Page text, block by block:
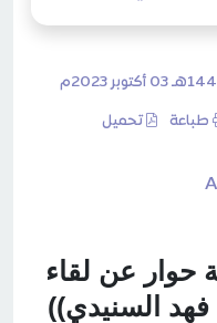
طباعة تحميل
حوار عن لقاء
السنيدي))